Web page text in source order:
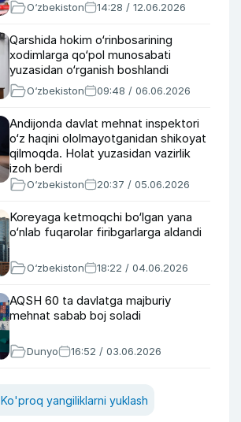
O‘zbekiston 14:28 / 12.06.2026
Qarshida hokim o‘rinbosarining
xodimlarga qo‘pol munosabati
yuzasidan o‘rganish boshlandi
O‘zbekiston 09:48 / 06.06.2026
Andijonda davlat mehnat inspektori
o‘z haqini ololmayotganidan shikoyat
qilmoqda. Holat yuzasidan vazirlik
izoh berdi
O‘zbekiston 20:37 / 05.06.2026
Koreyaga ketmoqchi bo‘lgan yana
o‘nlab fuqarolar firibgarlarga aldandi
O‘zbekiston 18:22 / 04.06.2026
AQSH 60 ta davlatga majburiy
mehnat sabab boj soladi
Dunyo 16:52 / 03.06.2026
Ko'proq yangiliklarni yuklash